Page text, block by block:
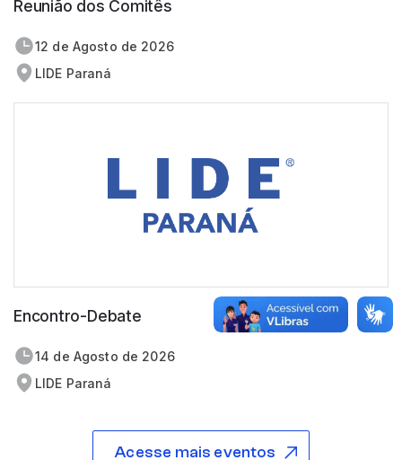
Reunião dos Comitês
12 de agosto de 2026
LIDE Paraná
Encontro-Debate
14 de agosto de 2026
LIDE Paraná
Acesse mais eventos